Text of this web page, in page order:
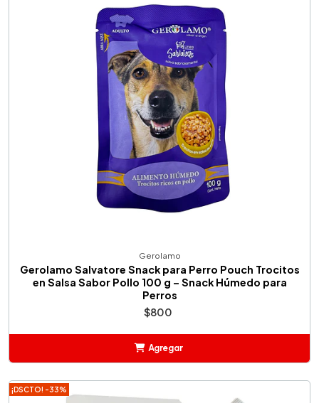
Gerolamo
Gerolamo Salvatore Snack para Perro Pouch Trocitos
en Salsa Sabor Pollo 100 g – Snack Húmedo para
Perros
$800
Agregar
¡DSCTO! -33%